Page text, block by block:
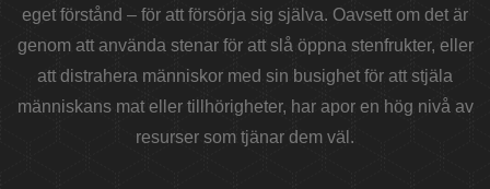
eget förstånd – för att försörja sig själva. Oavsett om det är
genom att använda stenar för att slå öppna stenfrukter, eller
att distrahera människor med sin busighet för att stjäla
människans mat eller tillhörigheter, har apor en hög nivå av
resurser som tjänar dem väl.